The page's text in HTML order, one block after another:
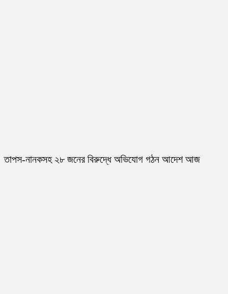
তাপস-নানকসহ ২৮ জনের বিরুদ্ধে অভিযোগ গঠন আদেশ আজ